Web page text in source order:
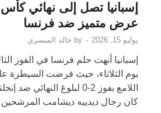
إسبانيا تصل إلى نهائي كأس
عرض متميز ضد فرنسا
يوليو 15, 2026 -
by خالد الميسري
إسبانيا أنهت حلم فرنسا في الفوز
يوم الثلاثاء، حيث فرضت السيطرة
اللامع بفوز 2-0 لبلوغ النهائي
كان رجال ديدييه ديشامب